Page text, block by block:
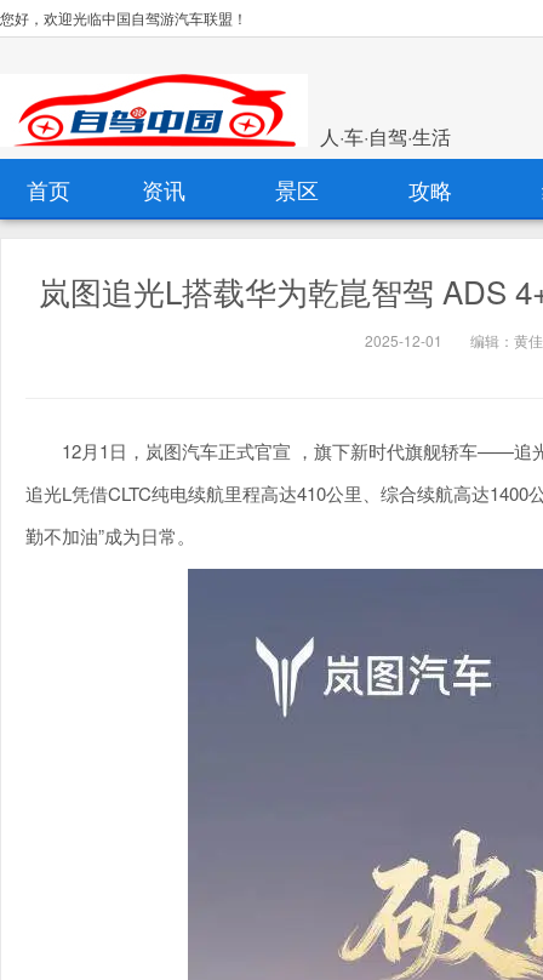
您好，欢迎光临中国自驾游汽车联盟！
人·车·自驾·生活
首页 资讯 景区 攻略
岚图追光L搭载华为乾崑智驾 ADS
2025-12-01 编辑：黄佳
12月1日，岚图汽车正式官宣 ，旗下新时代旗舰轿车——追
追光L凭借CLTC纯电续航里程高达410公里、综合续航高达
勤不加油”成为日常。